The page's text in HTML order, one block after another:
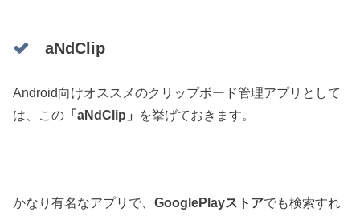
aNdClip
Android向けオススメのクリップボード管理アプリとして
は、この 「aNdClip」 を挙げておきます。
かなり有名なアプリで、GooglePlayストアでも検索すれ